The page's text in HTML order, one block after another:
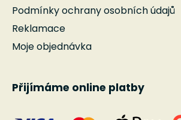
Podmínky ochrany osobních údajů
Reklamace
Moje objednávka
Přijímáme online platby